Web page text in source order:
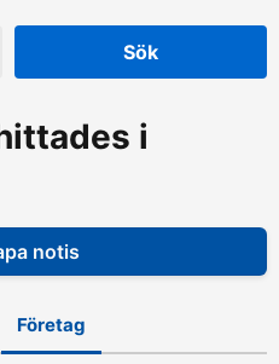
Sök
i
notis
Företag